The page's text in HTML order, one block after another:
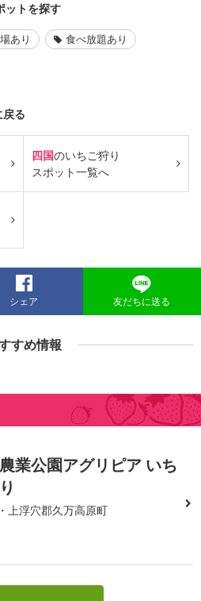
ットを探す
あり
食べ放題あり
る
四国のいちご狩り
スポット一覧へ
シェア 友だちに送る
すめ情報
業公園アグリピア いち
上浮穴郡久万高原町